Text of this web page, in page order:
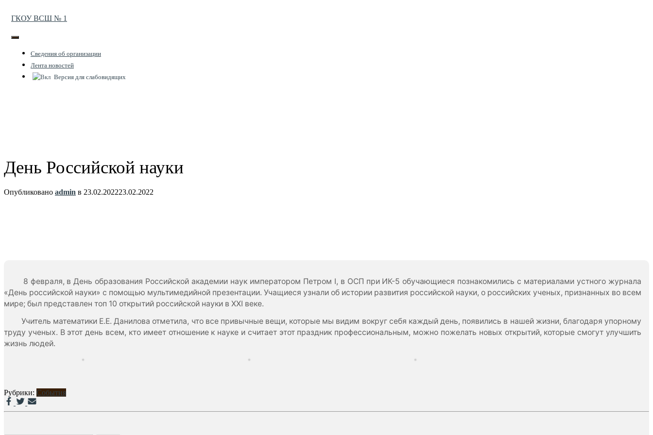
ГКОУ ВСШ № 1
Переключить
Cведения об организации
Лента новостей
Версия для слабовидящих
День Российской науки
Опубликовано admin в 23.02.202223.02.2022
8 февраля, в День образования Российской академии наук императором Петром I, в ОСП при ИК-5 обучающиеся познакомились с материалами устного журнала
«День российской науки» с помощью мультимедийной презентации. Учащиеся узнали об истории развития российской науки, о российских ученых, признанных во всем
мире; был представлен топ 10 открытий российской науки в ХХI веке.
Учитель математики Е.Е. Данилова отметила, что все привычные вещи, которые мы видим вокруг себя каждый день, появились в нашей жизни, благодаря упорному
труду ученых. В этот день всем, кто имеет отношение к науке и считает этот праздник профессиональным, можно пожелать новых открытий, которые смогут улучшить
жизнь людей.
Рубрики: События